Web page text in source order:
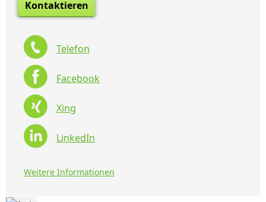
Kontaktieren
Telefon
Facebook
Xing
LinkedIn
Weitere Informationen